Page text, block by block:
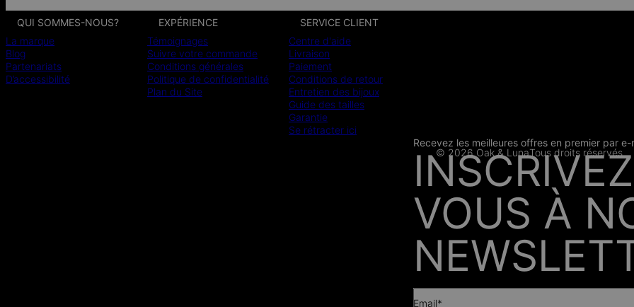
PRESSE
Recevez les meilleures offres en premier par e-
VOUS À
Email*
QUI SOMMES-NOUS?
La marque
Blog
Partenariats
D’accessibilité
EXPÉRIENCE
Témoignages
Suivre votre commande
Conditions générales
Politique de confidentialité
Plan du Site
SERVICE CLIENT
Centre d'aide
Livraison
Paiement
Conditions de retour
Entretien des bijoux
Guide des tailles
Garantie
Se rétracter ici
CB SSL
© 2026 Oak & LunaTous droits réservés